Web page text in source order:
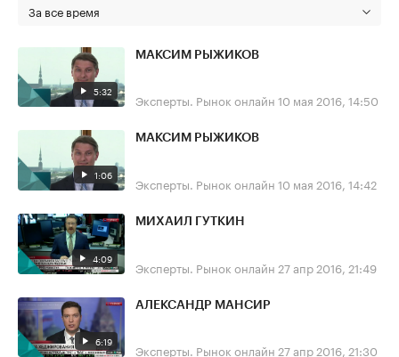
За все время
5:32
МАКСИМ РЫЖИКОВ
Эксперты. Рынок онлайн 10 мая 2016, 14:50
1:06
МАКСИМ РЫЖИКОВ
Эксперты. Рынок онлайн 10 мая 2016, 14:42
4:09
МИХАИЛ ГУТКИН
Эксперты. Рынок онлайн 27 апр 2016, 21:49
6:19
АЛЕКСАНДР МАНСИР
Эксперты. Рынок онлайн 27 апр 2016, 21:30